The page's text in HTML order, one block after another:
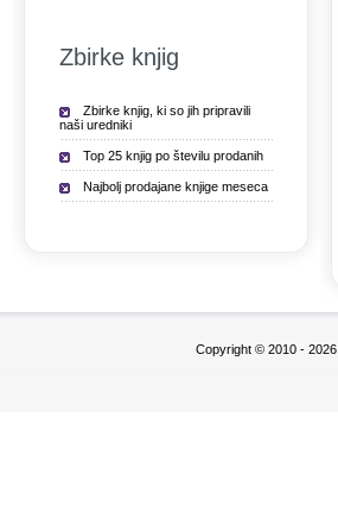
Zbirke knjig
Zbirke knjig, ki so jih pripravili
naši uredniki
Top 25 knjig po številu prodanih
Najbolj prodajane knjige meseca
Copyright © 2010 - 2026